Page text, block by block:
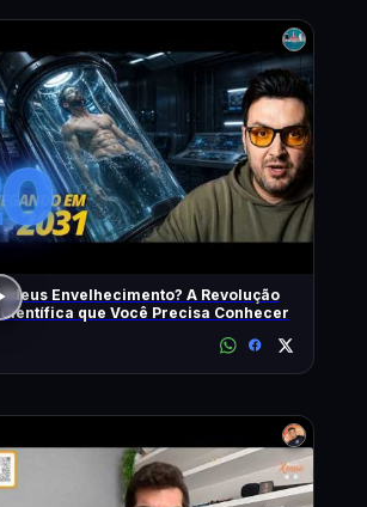
Adeus Envelhecimento? A Revolução
Científica que Você Precisa Conhecer